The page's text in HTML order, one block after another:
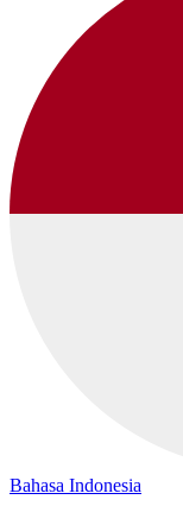
Bahasa Indonesia